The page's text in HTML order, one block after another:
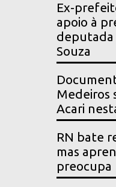
Ex-
apoio à
deputada
Souza
Medeiros
Acari
RN bate
mas
preocupa